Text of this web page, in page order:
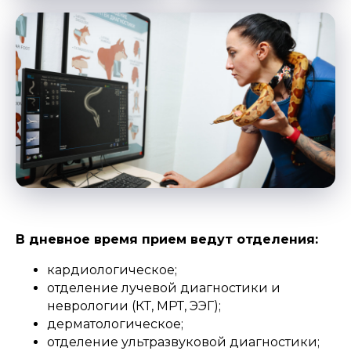
В дневное время прием ведут отделения:
кардиологическое;
отделение лучевой диагностики и
неврологии (КТ, МРТ, ЭЭГ);
дерматологическое;
отделение ультразвуковой диагностики;